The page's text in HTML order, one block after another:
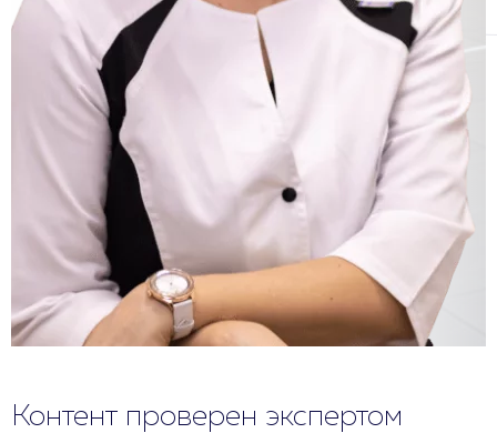
Контент проверен экспертом